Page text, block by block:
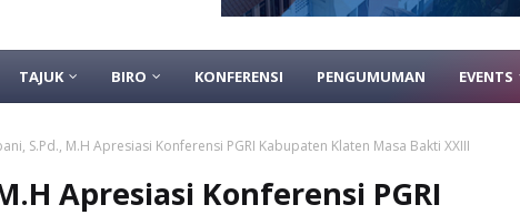
TAJUK BIRO KONFERENSI PENGUMUMAN EVENTS
S.Pd., M.H Apresiasi Konferensi PGRI Kabupaten Klaten Masa Bakti XXIII
Apresiasi Konferensi PGRI